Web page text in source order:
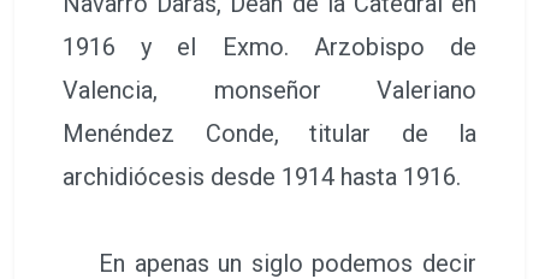
1916 y el Exmo. Arzobispo de
Valencia, monseñor Valeriano
Menéndez Conde, titular de la
archidiócesis desde 1914 hasta 1916.
En apenas un siglo podemos decir